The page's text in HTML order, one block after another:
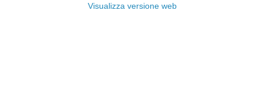
Visualizza versione web